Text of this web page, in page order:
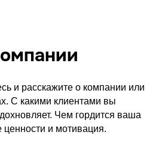
и расскажите о компании или
С какими клиентами вы
Чем гордится ваша
ценности и мотивация.